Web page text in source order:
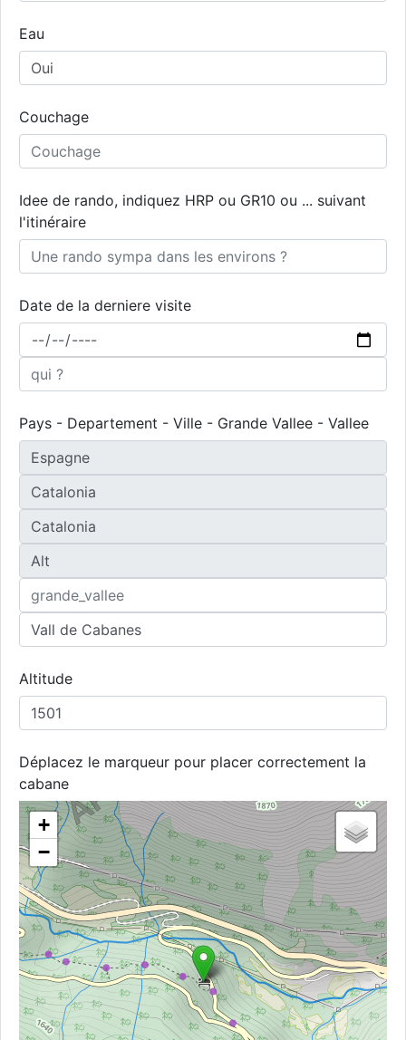
Eau
Couchage
Idee de rando, indiquez HRP ou GR10 ou ... suivant
l'itinéraire
Date de la derniere visite
Pays - Departement - Ville - Grande Vallee - Vallee
Altitude
Déplacez le marqueur pour placer correctement la
cabane
+
−